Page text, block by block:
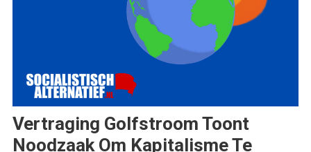
Vertraging Golfstroom Toont
Noodzaak Om Kapitalisme Te